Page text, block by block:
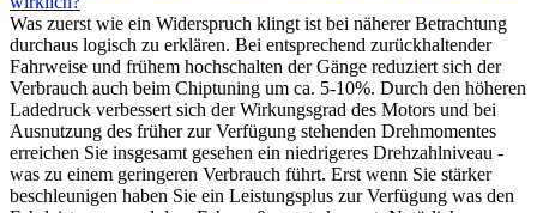
Was zuerst wie ein Widerspruch klingt ist bei näherer Betrachtung
durchaus logisch zu erklären. Bei entsprechend zurückhaltender
Fahrweise und frühem hochschalten der Gänge reduziert sich der
Verbrauch auch beim Chiptuning um ca. 5-10%. Durch den höheren
Ladedruck verbessert sich der Wirkungsgrad des Motors und bei
Ausnutzung des früher zur Verfügung stehenden Drehmomentes
erreichen Sie insgesamt gesehen ein niedrigeres Drehzahlniveau -
was zu einem geringeren Verbrauch führt. Erst wenn Sie stärker
beschleunigen haben Sie ein Leistungsplus zur Verfügung was den